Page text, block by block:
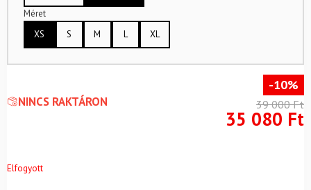
Méret
XS
S M L XL
NINCS RAKTÁRON
-10%
39 000Ft
35 080 Ft
Elfogyott